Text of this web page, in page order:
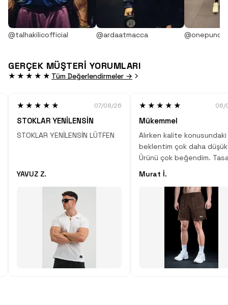
@talhakilicofficial @ardaatmacca
GERÇEK MÜŞTERİ YORUMLARI
★★★★★ Tüm Değerlendirmeler →
★★★★★ 07/08/26
STOKLAR YENİLENSİN
STOKLAR YENİLENSİN LÜTFEN
YAVUZ Z.
★★★★★ 06/
Mükemmel
Alırken kalite konusundaki
beklentim çok daha
Ürünü çok beğendim.
desen, kumaş kalitesi
Murat İ.